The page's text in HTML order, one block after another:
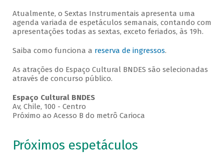
Atualmente, o Sextas Instrumentais apresenta uma
agenda variada de espetáculos semanais, contando com
apresentações todas as sextas, exceto feriados, às 19h.
Saiba como funciona a reserva de ingressos.
As atrações do Espaço Cultural BNDES são selecionadas
através de concurso público.
Espaço Cultural BNDES
Av, Chile, 100 - Centro
Próximo ao Acesso B do metrô Carioca
Próximos espetáculos